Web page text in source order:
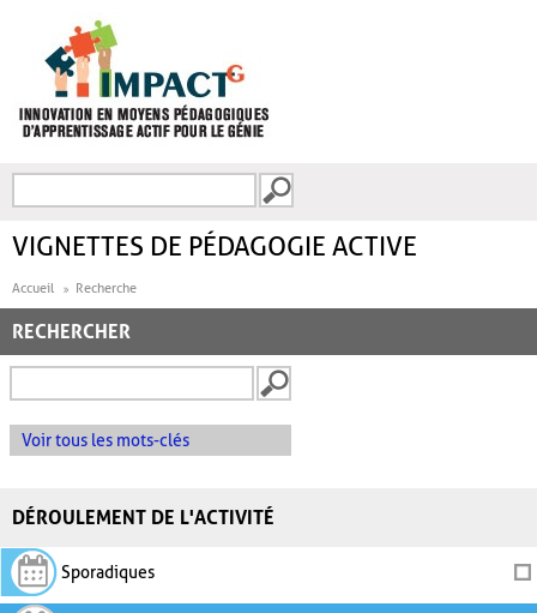
FORMULAIRE DE
VIGNETTES DE PÉDAGOGIE ACTIVE
Accueil Recherche
RECHERCHER
Voir tous les mots-clés
DÉROULEMENT DE L'ACTIVITÉ
Sporadiques